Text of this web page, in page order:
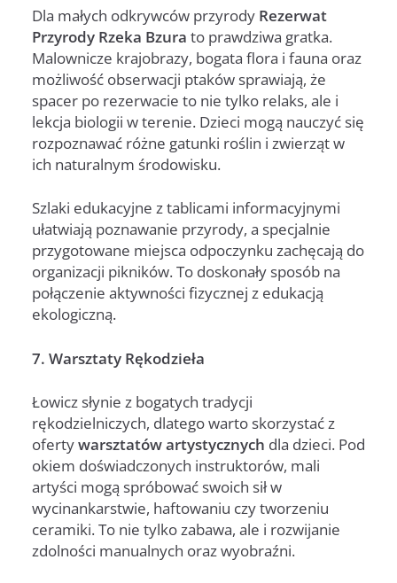
Dla małych odkrywców przyrody Rezerwat
Przyrody Rzeka Bzura to prawdziwa gratka.
Malownicze krajobrazy, bogata flora i fauna oraz
możliwość obserwacji ptaków sprawiają, że
spacer po rezerwacie to nie tylko relaks, ale i
lekcja biologii w terenie. Dzieci mogą nauczyć się
rozpoznawać różne gatunki roślin i zwierząt w
ich naturalnym środowisku.
Szlaki edukacyjne z tablicami informacyjnymi
ułatwiają poznawanie przyrody, a specjalnie
przygotowane miejsca odpoczynku zachęcają do
organizacji pikników. To doskonały sposób na
połączenie aktywności fizycznej z edukacją
ekologiczną.
7. Warsztaty Rękodzieła
Łowicz słynie z bogatych tradycji
rękodzielniczych, dlatego warto skorzystać z
ofertywarsztatów artystycznych dla dzieci. Pod
okiem doświadczonych instruktorów, mali
artyści mogą spróbować swoich sił w
wycinankarstwie, haftowaniu czy tworzeniu
ceramiki. To nie tylko zabawa, ale i rozwijanie
zdolności manualnych oraz wyobraźni.